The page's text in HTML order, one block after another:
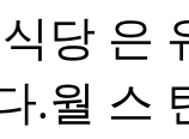
당 은
.월 스